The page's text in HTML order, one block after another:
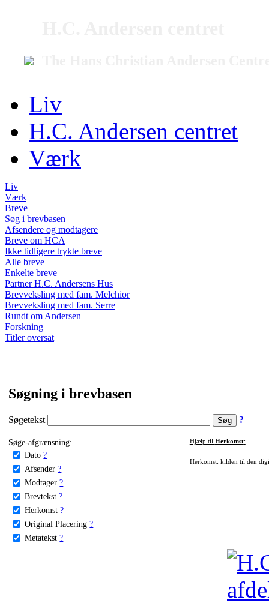
Liv
H.C. Andersen centret
Værk
Liv
Værk
Breve
Søg i brevbasen
Afsendere og modtagere
Breve om HCA
Ikke tidligere trykte breve
Alle breve
Enkelte breve
Partner H.C. Andersens Hus
Brevveksling med fam. Melchior
Brevveksling med fam. Serre
Rundt om Andersen
Forskning
Titler oversat
Søgning i brevbasen
Søgetekst ?
Søge-afgrænsning:
Dato ?
Afsender ?
Modtager ?
Brevtekst ?
Herkomst ?
Original Placering ?
Metatekst ?
Hjælp til Herkomst:
Herkomst: kilden til den